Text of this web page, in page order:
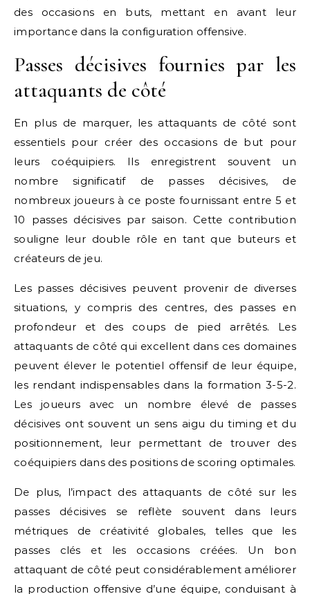
des occasions en buts, mettant en avant leur
importance dans la configuration offensive.
Passes décisives fournies par les
attaquants de côté
En plus de marquer, les attaquants de côté sont
essentiels pour créer des occasions de but pour
leurs coéquipiers. Ils enregistrent souvent un
nombre significatif de passes décisives, de
nombreux joueurs à ce poste fournissant entre 5 et
10 passes décisives par saison. Cette contribution
souligne leur double rôle en tant que buteurs et
créateurs de jeu.
Les passes décisives peuvent provenir de diverses
situations, y compris des centres, des passes en
profondeur et des coups de pied arrêtés. Les
attaquants de côté qui excellent dans ces domaines
peuvent élever le potentiel offensif de leur équipe,
les rendant indispensables dans la formation 3-5-2.
Les joueurs avec un nombre élevé de passes
décisives ont souvent un sens aigu du timing et du
positionnement, leur permettant de trouver des
coéquipiers dans des positions de scoring optimales.
De plus, l’impact des attaquants de côté sur les
passes décisives se reflète souvent dans leurs
métriques de créativité globales, telles que les
passes clés et les occasions créées. Un bon
attaquant de côté peut considérablement améliorer
la production offensive d’une équipe, conduisant à